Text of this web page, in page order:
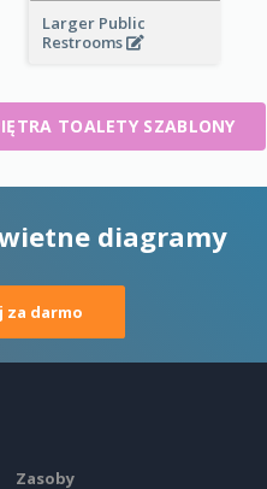
Larger Public
Restrooms
TOALETY SZABLONY
diagramy
za darmo
Zasoby